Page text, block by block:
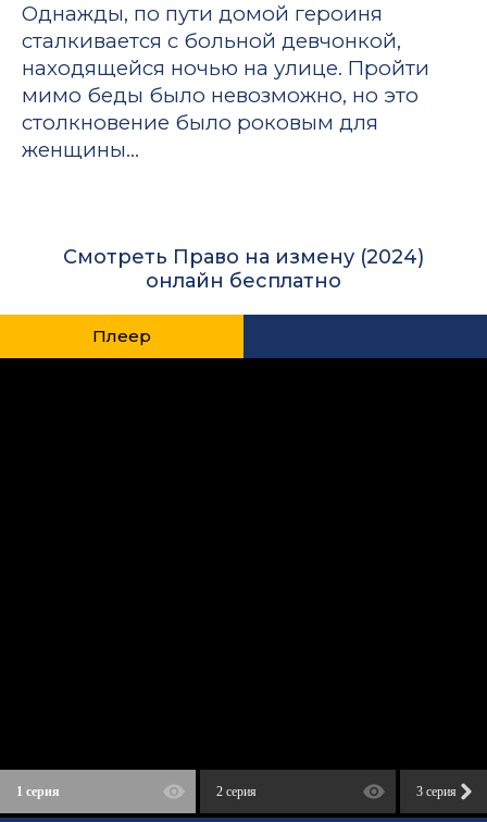
Однажды, по пути домой героиня
сталкивается с больной девчонкой,
находящейся ночью на улице. Пройти
мимо беды было невозможно, но это
столкновение было роковым для
женщины…
Смотреть Право на измену (2024)
онлайн бесплатно
Плеер
1 серия 2 серия 3 серия